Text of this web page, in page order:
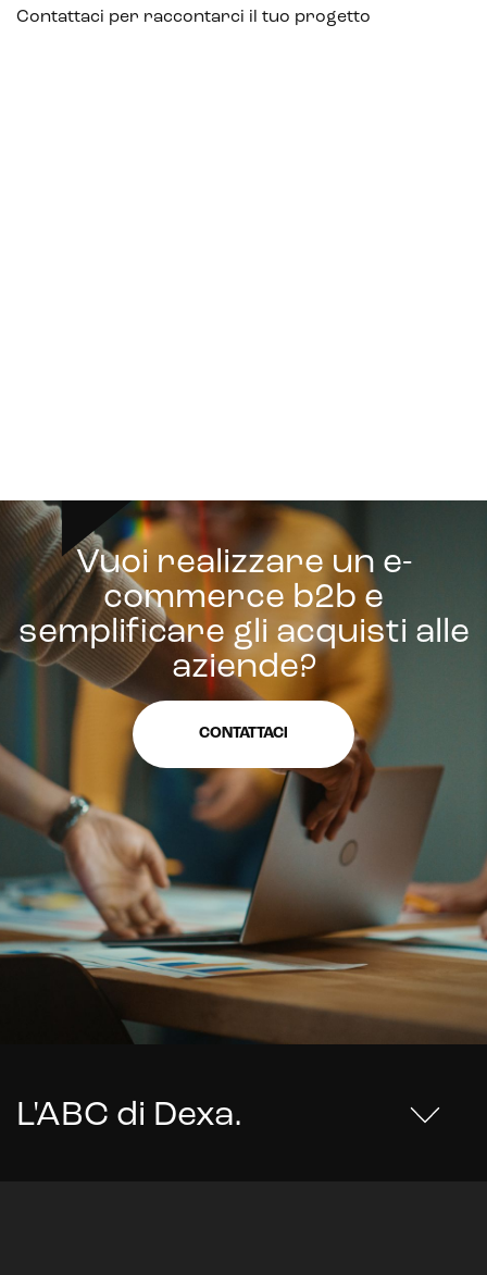
Contattaci per raccontarci il tuo progetto
Vuoi realizzare un e-
commerce b2b e
semplificare gli acquisti alle
aziende?
CONTATTACI
L'ABC di Dexa.